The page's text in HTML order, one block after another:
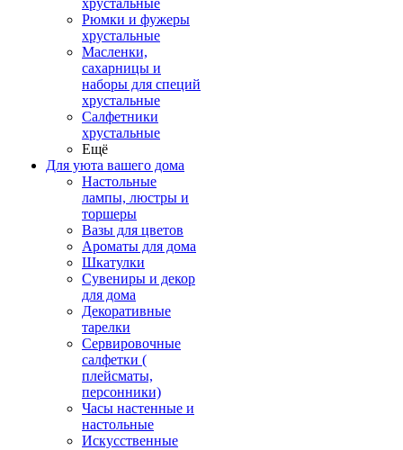
хрустальные
Рюмки и фужеры
хрустальные
Масленки,
сахарницы и
наборы для специй
хрустальные
Салфетники
хрустальные
Ещё
Для уюта вашего дома
Настольные
лампы, люстры и
торшеры
Вазы для цветов
Ароматы для дома
Шкатулки
Сувениры и декор
для дома
Декоративные
тарелки
Сервировочные
салфетки (
плейсматы,
персонники)
Часы настенные и
настольные
Искусственные